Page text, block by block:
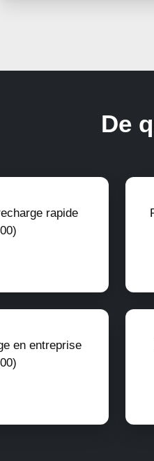
De
rapide
en entreprise